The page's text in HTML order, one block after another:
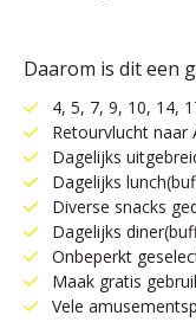
Daarom is dit een
4, 5, 7, 9, 10, 14,
Retourvlucht naar
Dagelijks
Dagelijks
Diverse snacks
Dagelijks
Onbeperkt
Maak gratis
Vele